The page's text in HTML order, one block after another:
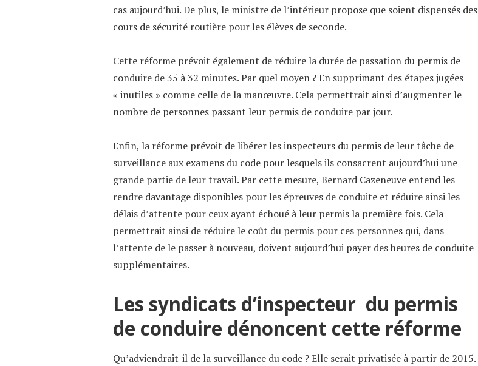
cas aujourd’hui. De plus, le ministre de l’intérieur propose que soient dispensés des
cours de sécurité routière pour les élèves de seconde.
Cette réforme prévoit également de réduire la durée de passation du permis de
conduire de 35 à 32 minutes. Par quel moyen ? En supprimant des étapes jugées
« inutiles » comme celle de la manœuvre. Cela permettrait ainsi d’augmenter le
nombre de personnes passant leur permis de conduire par jour.
Enfin, la réforme prévoit de libérer les inspecteurs du permis de leur tâche de
surveillance aux examens du code pour lesquels ils consacrent aujourd’hui une
grande partie de leur travail. Par cette mesure, Bernard Cazeneuve entend les
rendre davantage disponibles pour les épreuves de conduite et réduire ainsi les
délais d’attente pour ceux ayant échoué à leur permis la première fois. Cela
permettrait ainsi de réduire le coût du permis pour ces personnes qui, dans
l’attente de le passer à nouveau, doivent aujourd’hui payer des heures de conduite
supplémentaires.
Les syndicats d’inspecteur du permis
de conduire dénoncent cette réforme
Qu’adviendrait-il de la surveillance du code ? Elle serait privatisée à partir de 2015.